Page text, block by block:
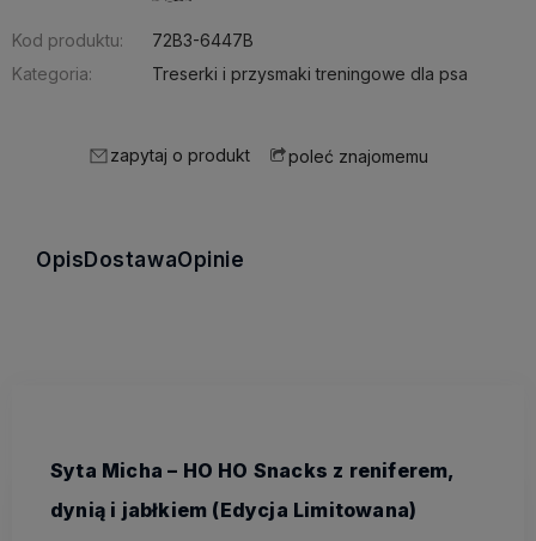
Kod produktu:
72B3-6447B
Kategoria:
Treserki i przysmaki treningowe dla psa
zapytaj o produkt poleć znajomemu
Opis DostawaOpinie
Syta Micha – HO HO Snacks z reniferem,
dynią i jabłkiem (Edycja Limitowana)